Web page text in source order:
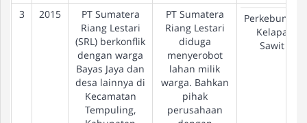
3 2015
PT Sumatera
Riang Lestari
(SRL) berkonflik
dengan warga
Bayas Jaya dan
desa lainnya di
Kecamatan
Tempuling,
PT Sumatera
Riang Lestari
diduga
menyerobot
lahan milik
warga. Bahkan
pihak
perusahaan
Perkebunan
Kelapa
Sawit